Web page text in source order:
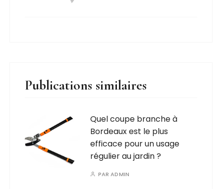
Publications similaires
Quel coupe branche à
Bordeaux est le plus
efficace pour un usage
régulier au jardin ?
PARADMIN